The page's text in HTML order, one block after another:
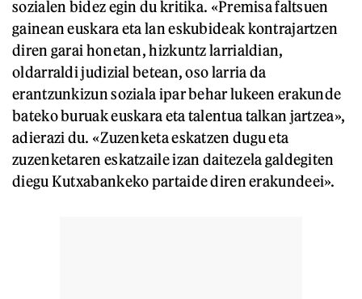
sozialen bidez egin du kritika. «Premisa faltsuen
gainean euskara eta lan eskubideak kontrajartzen
diren garai honetan, hizkuntz larrialdian,
oldarraldi judizial betean, oso larria da
erantzunkizun soziala ipar behar lukeen erakunde
bateko buruak euskara eta talentua talkan jartzea»,
adierazi du. «Zuzenketa eskatzen dugu eta
zuzenketaren eskatzaile izan daitezela galdegiten
diegu Kutxabankeko partaide diren erakundeei».